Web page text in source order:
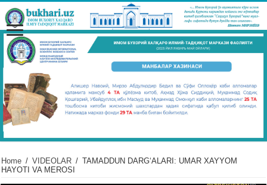
Home / VIDЕOLAR / TAMADDUN DARG‘ALARI: UMAR XAYYOM
HAYOTI VA MEROSI